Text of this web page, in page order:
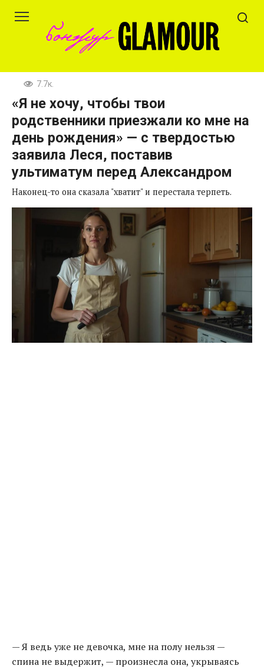
7.7к.
«Я не хочу, чтобы твои
родственники приезжали ко мне на
день рождения» — с твердостью
заявила Леся, поставив
ультиматум перед Александром
Наконец-то она сказала "хватит" и перестала терпеть.
— Я ведь уже не девочка, мне на полу нельзя —
спина не выдержит, — произнесла она, укрываясь